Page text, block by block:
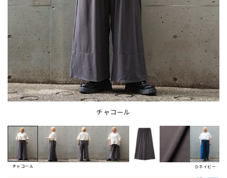
チャコール
チャコール Ｄネイビー